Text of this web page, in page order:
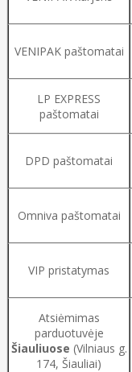
VENIPAK paštomatai
LP EXPRESS
paštomatai
DPD paštomatai
Omniva paštomatai
VIP pristatymas
Atsiėmimas
parduotuvėje
Šiauliuose (Vilniaus g.
174, Šiauliai)